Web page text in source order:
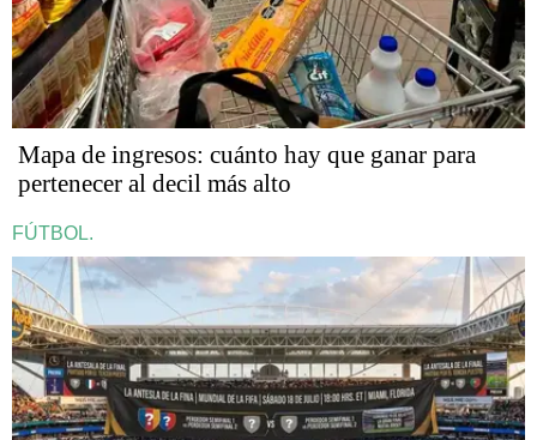
Mapa de ingresos: cuánto hay que ganar para
pertenecer al decil más alto
FÚTBOL.